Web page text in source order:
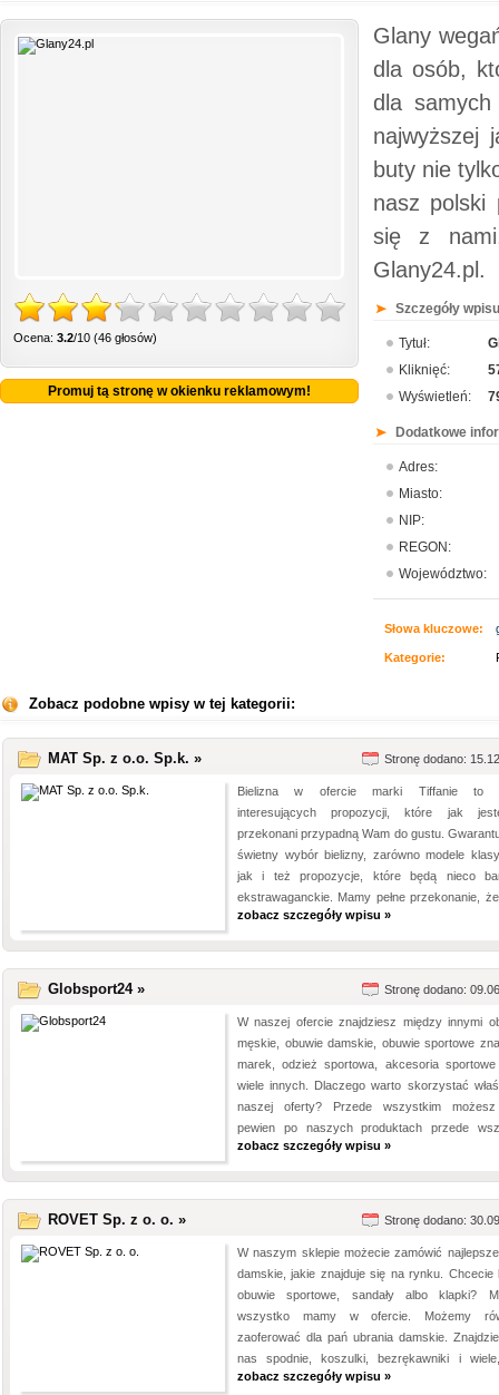
Ocena: 3.2/10 (46 głosów)
Promuj tą stronę w okienku reklamowym!
Glany
dla osób,
dla
najwyższej
buty nie
nasz polski
się z
Glany24.pl.
Szczegóły
Tytuł:
Kliknięć:
Wyświetleń:
Dodatkowe
Adres:
Miasto:
NIP:
REGON:
Województwo:
Słowa kluczowe:
Kategorie:
Zobacz podobne wpisy w tej kategorii:
MAT Sp. z o.o. Sp.k. » Stronę dodano:
Bielizna w ofercie marki Tiffanie to
interesujących propozycji, które jak
przekonani przypadną Wam do gustu.
świetny wybór bielizny, zarówno modele
jak i też propozycje, które będą nieco
ekstrawaganckie. Mamy pełne przekonanie,
zobacz szczegóły wpisu »
Globsport24 » Stronę dodano:
W naszej ofercie znajdziesz między innymi
męskie, obuwie damskie, obuwie sportowe
marek, odzież sportowa, akcesoria
wiele innych. Dlaczego warto skorzystać
naszej oferty? Przede wszystkim
pewien po naszych produktach przede
zobacz szczegóły wpisu »
ROVET Sp. z o. o. » Stronę dodano:
W naszym sklepie możecie zamówić
damskie, jakie znajduje się na rynku. Chcecie
obuwie sportowe, sandały albo klapki?
wszystko mamy w ofercie. Możemy
zaoferować dla pań ubrania damskie.
nas spodnie, koszulki, bezrękawniki i
zobacz szczegóły wpisu »